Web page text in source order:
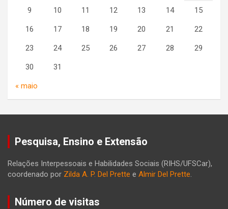
9 10 11 12 13 14 15
16 17 18 19 20 21 22
23 24 25 26 27 28 29
30 31
« maio
Pesquisa, Ensino e Extensão
Relações Interpessoais e Habilidades Sociais (RIHS/UFSCar),
coordenado por Zilda A. P. Del Prette e Almir Del Prette.
Número de visitas